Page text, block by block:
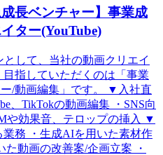
長ベンチャー】事業成
ター(YouTube)
して、当社の動画クリエイ
指していただくのは「事業
/動画編集」です。 ▼入社直
、TikTokの動画編集 ・SNS向
や効果音、テロップの挿入 ▼
務 ・生成AIを用いた素材作
動画の改善案/企画立案 ・